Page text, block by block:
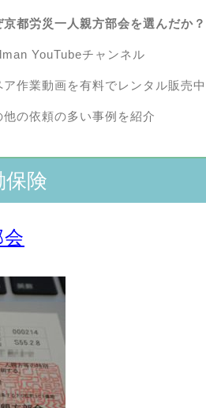
京都労災一人親方部会を選んだか？
YouTubeチャンネル
ア作業動画を有料でレンタル販売中
他の依頼の多い事例を紹介
保険